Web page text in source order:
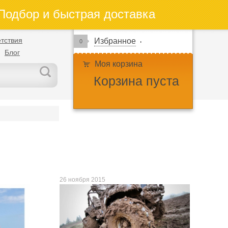
и быстрая доставка
Блог
0 Избранное
Моя корзина
Корзина пуста
26 ноября 2015